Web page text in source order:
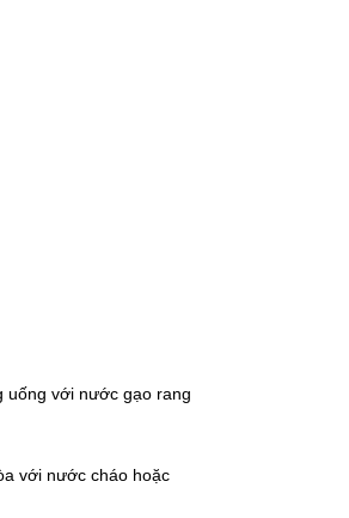
uống với nước gạo rang
với nước cháo hoặc